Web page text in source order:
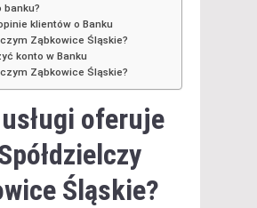
banku?
klientów o Banku
Ząbkowice Śląskie?
konto w Banku
Ząbkowice Śląskie?
oferuje
Śląskie?